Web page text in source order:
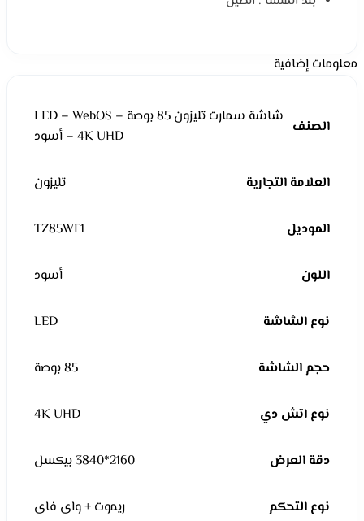
معلومات إضافية
الصنف
شاشة سمارت تليزون 85 بوصة LED – WebOS –
4K UHD – أسود
العلامة التجارية تليزون
الموديل TZ85WF1
اللون أسود
نوع الشاشة LED
حجم الشاشة 85 بوصة
نوع اتش دي 4K UHD
دقة العرض 2160*3840 بيكسل
نوع التحكم ريموت + واى فاى